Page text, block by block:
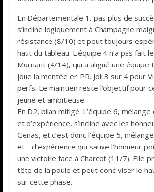
En Départementale 1, pas plus de
s’incline logiquement à Champagne
résistance (8/10) et peut toujours
haut du tableau. L’équipe 4 n’a pas fait
Mornant (4/14), qui a aligné une équipe
joue la montée en PR. Joli 3 sur 4 pour
perfs. Le maintien reste l’objectif pour
jeune et ambitieuse.
En D2, bilan mitigé. L’équipe 6,
et d’expérience, s’incline avec les
Genas, et c’est donc l’équipe 5,
et… d’expérience qui sauve l’honneur
une victoire face à Charcot (11/7). Elle
tête de la poule et peut donc viser le
sur cette phase.